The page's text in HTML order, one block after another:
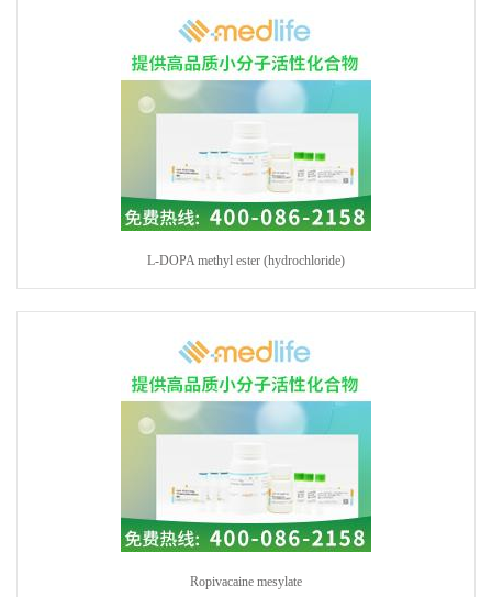
L-DOPA methyl ester (hydrochloride)
Ropivacaine mesylate